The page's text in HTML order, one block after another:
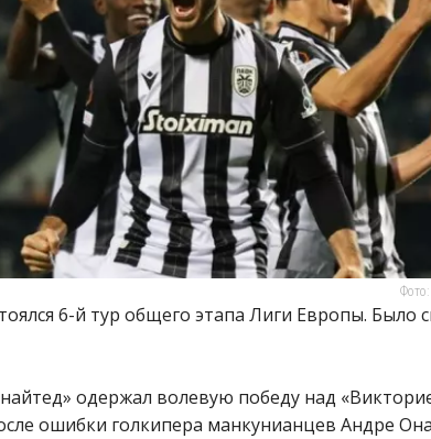
6-й тур общего этапа Лиги Европы. Было
одержал волевую победу над
ошибки голкипера манкунианцев Андре